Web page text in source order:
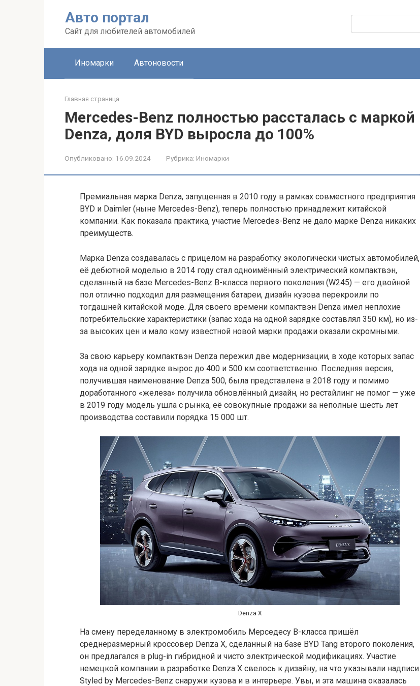
Авто портал
Сайт для любителей автомобилей
Иномарки Автоновости
Главная страница
Mercedes-Benz полностью рассталась с маркой
Denza, доля BYD выросла до 100%
Опубликовано: 16.09.2024 Рубрика: Иномарки
Премиальная марка Denza, запущенная в 2010 году в рамках совместного предприятия
BYD и Daimler (ныне Mercedes-Benz), теперь полностью принадлежит китайской
компании. Как показала практика, участие Mercedes-Benz не дало марке Denza никаких
преимуществ.
Марка Denza создавалась с прицелом на разработку экологически чистых автомобилей,
её дебютной моделью в 2014 году стал одноимённый электрический компактвэн,
сделанный на базе Mercedes-Benz B-класса первого поколения (W245) — его двойной
пол отлично подходил для размещения батареи, дизайн кузова перекроили по
тогдашней китайской моде. Для своего времени компактвэн Denza имел неплохие
потребительские характеристики (запас хода на одной зарядке составлял 350 км), но из-
за высоких цен и мало кому известной новой марки продажи оказали скромными.
За свою карьеру компактвэн Denza пережил две модернизации, в ходе которых запас
хода на одной зарядке вырос до 400 и 500 км соответственно. Последняя версия,
получившая наименование Denza 500, была представлена в 2018 году и помимо
доработанного «железа» получила обновлённый дизайн, но рестайлинг не помог — уже
в 2019 году модель ушла с рынка, её совокупные продажи за неполные шесть лет
производства составили порядка 15 000 шт.
Denza X
На смену переделанному в электромобиль Мерседесу В-класса пришёл
среднеразмерный кроссовер Denza X, сделанный на базе BYD Tang второго поколения,
он предлагался в plug-in гибридной и чисто электрической модификациях. Участие
немецкой компании в разработке Denza X свелось к дизайну, на что указывали надписи
Styled by Mercedes-Benz снаружи кузова и в интерьере. Увы, и эта машина оказалась